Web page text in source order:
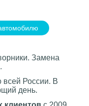
Замена
всей России. В
день.